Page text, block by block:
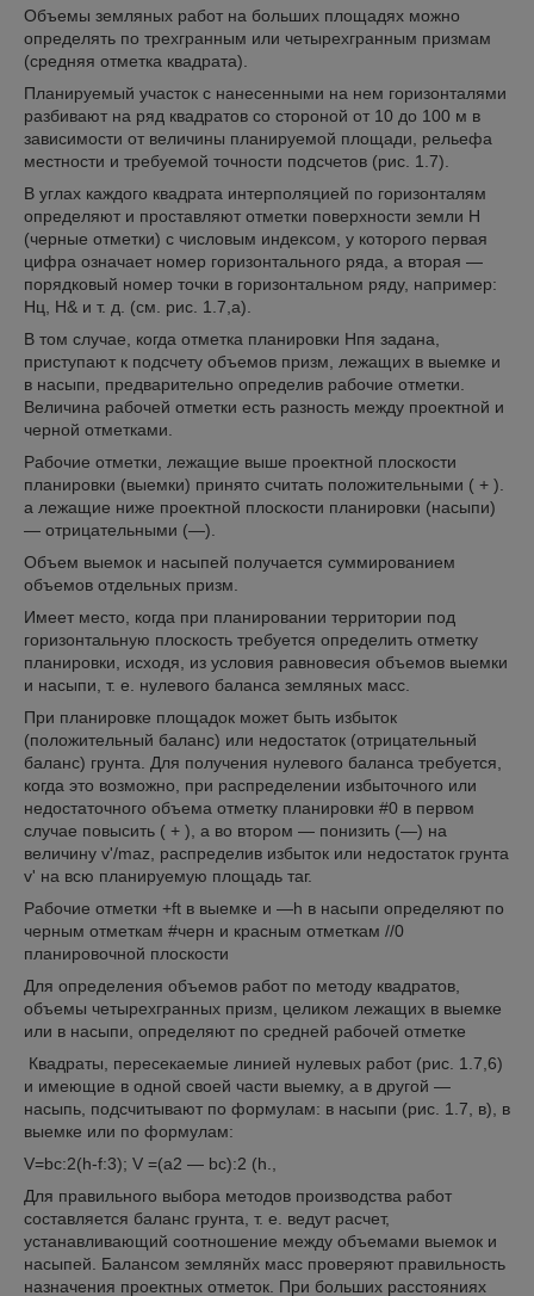
Объемы земляных работ на больших площадях можно
определять по трехгранным или четырехгранным призмам
(средняя отметка квадрата).
Планируемый участок с нанесенными на нем горизонталями
разбивают на ряд квадратов со стороной от 10 до 100 м в
зависимости от величины планируемой площади, рельефа
местности и требуемой точности подсчетов (рис. 1.7).
В углах каждого квадрата интерполяцией по горизонталям
определяют и проставляют отметки поверхности земли Н
(черные отметки) с числовым индексом, у которого первая
цифра означает номер горизонтального ряда, а вторая —
порядковый номер точки в горизонтальном ряду, например:
Нц, Н& и т. д. (см. рис. 1.7,а).
В том случае, когда отметка планировки Нпя задана,
приступают к подсчету объемов призм, лежащих в выемке и
в насыпи, предварительно определив рабочие отметки.
Величина рабочей отметки есть разность между проектной и
черной отметками.
Рабочие отметки, лежащие выше проектной плоскости
планировки (выемки) принято считать положительными ( + ).
а лежащие ниже проектной плоскости планировки (насыпи)
— отрицательными (—).
Объем выемок и насыпей получается суммированием
объемов отдельных призм.
Имеет место, когда при планировании территории под
горизонтальную плоскость требуется определить отметку
планировки, исходя, из условия равновесия объемов выемки
и насыпи, т. е. нулевого баланса земляных масс.
При планировке площадок может быть избыток
(положительный баланс) или недостаток (отрицательный
баланс) грунта. Для получения нулевого баланса требуется,
когда это возможно, при распределении избыточного или
недостаточного объема отметку планировки #0 в первом
случае повысить ( + ), а во втором — понизить (—) на
величину v'/maz, распределив избыток или недостаток грунта
v' на всю планируемую площадь таг.
Рабочие отметки +ft в выемке и —h в насыпи определяют по
черным отметкам #черн и красным отметкам //0
планировочной плоскости
Для определения объемов работ по методу квадратов,
объемы четырехгранных призм, целиком лежащих в выемке
или в насыпи, определяют по средней рабочей отметке
Квадраты, пересекаемые линией нулевых работ (рис. 1.7,6)
и имеющие в одной своей части выемку, а в другой —
насыпь, подсчитывают по формулам: в насыпи (рис. 1.7, в), в
выемке или по формулам:
V=bc:2(h-f:3); V =(a2 — bc):2 (h.,
Для правильного выбора методов производства работ
составляется баланс грунта, т. е. ведут расчет,
устанавливающий соотношение между объемами выемок и
насыпей. Балансом землянйх масс проверяют правильность
назначения проектных отметок. При больших расстояниях